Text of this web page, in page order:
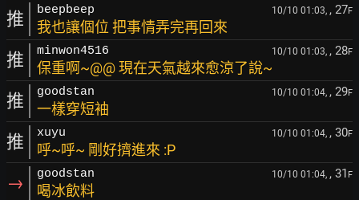
推 beepbeep 10/10 01:03, , 27F
我也讓個位 把事情弄完再回來
推 minwon4516 10/10 01:03, , 28F
保重啊~@@ 現在天氣越來愈涼了說~
推 goodstan 10/10 01:04, , 29F
一樣穿短袖
推 xuyu 10/10 01:04, , 30F
呼~呼~ 剛好擠進來 :P
→ goodstan 10/10 01:04, , 31 F
喝冰飲料